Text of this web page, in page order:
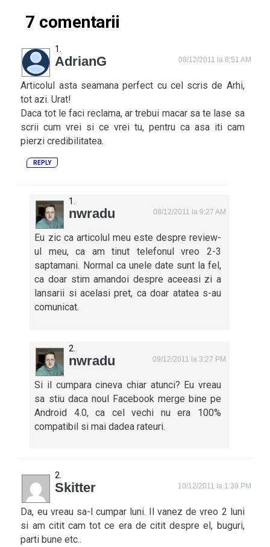
7 comentarii
AdrianG 08/12/2011 la 8:51 AM
Articolul asta seamana perfect cu cel scris de Arhi,
tot azi. Urat!
Daca tot le faci reclama, ar trebui macar sa te lase sa
scrii cum vrei si ce vrei tu, pentru ca asa iti cam
pierzi credibilitatea.
REPLY
nwradu 08/12/2011 la 9:27 AM
Eu zic ca articolul meu este despre review-
ul meu, ca am tinut telefonul vreo 2-3
saptamani. Normal ca unele date sunt la fel,
ca doar stim amandoi despre aceeasi zi a
lansarii si acelasi pret, ca doar atatea s-au
comunicat.
nwradu 09/12/2011 la 3:27 PM
Si il cumpara cineva chiar atunci? Eu vreau
sa stiu daca noul Facebook merge bine pe
Android 4.0, ca cel vechi nu era 100%
compatibil si mai dadea rateuri.
Skitter 10/12/2011 la 1:39 PM
Da, eu vreau sa-l cumpar luni. Il vanez de vreo 2 luni
si am citit cam tot ce era de citit despre el, buguri,
parti bune etc..